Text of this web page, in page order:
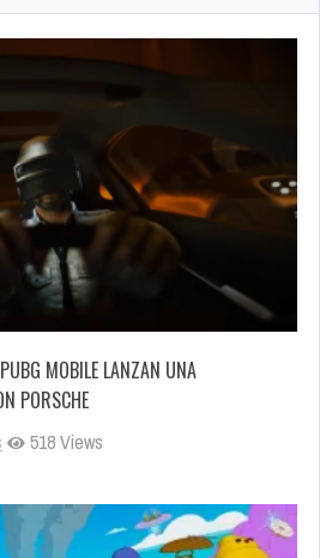
MOBILE LANZAN UNA
PORSCHE
518 Views